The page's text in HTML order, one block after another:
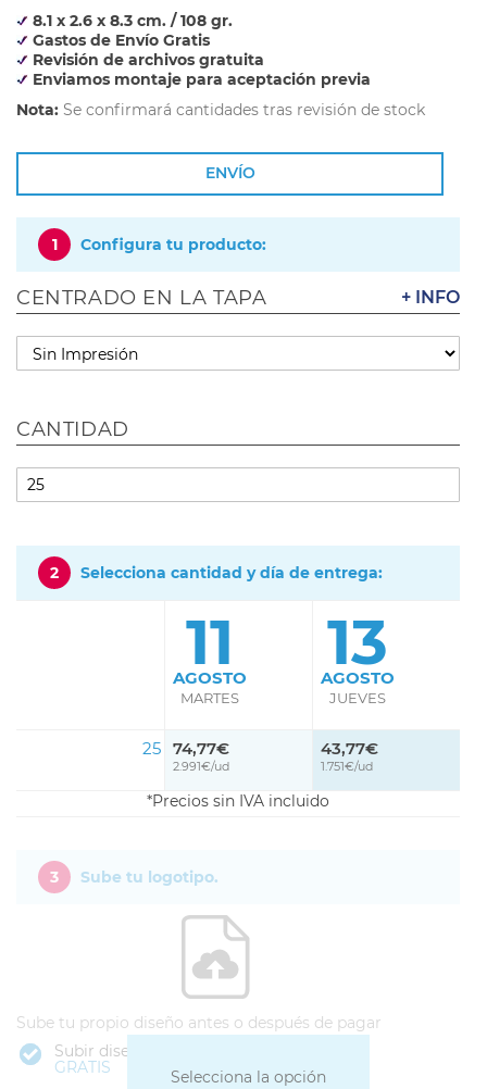
8.1 x 2.6 x 8.3 cm. / 108 gr.
Gastos de Envío Gratis
Revisión de archivos gratuita
Enviamos montaje para aceptación previa
Nota: Se confirmará cantidades tras revisión de stock
ENVÍO
1 Configura tu producto:
+ INFO
CENTRADO EN LA TAPA
CANTIDAD
2 Selecciona cantidad y día de entrega:
11
AGOSTO
MARTES
13
AGOSTO
JUEVES
25 74,77€
2.991€/ud
43,77€
1.751€/ud
Precios sin IVA incluido
Selecciona la opción
3 Sube tu logotipo.
Sube tu propio diseño antes o después de pagar
Subir diseño
GRATIS